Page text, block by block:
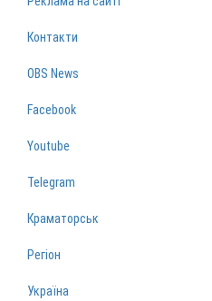
Контакти
OBS News
Facebook
Youtube
Telegram
Краматорськ
Регіон
Україна